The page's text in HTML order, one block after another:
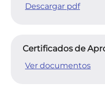
Descargar pdf
Certificados de
Ver documentos